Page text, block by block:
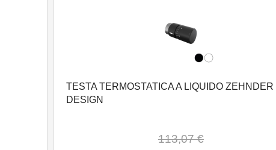
TESTA TERMOSTATICA A LIQUIDO ZEHNDER
DESIGN
113,07 €